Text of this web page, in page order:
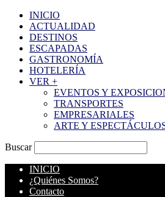
INICIO
ACTUALIDAD
DESTINOS
ESCAPADAS
GASTRONOMÍA
HOTELERÍA
VER +
EVENTOS Y
TRANSPORTES
EMPRESARIALES
ARTE Y
Buscar
INICIO
¿Quiénes Somos?
Contacto